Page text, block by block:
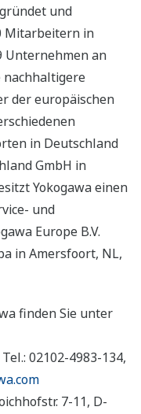
und
Mitarbeitern in
Unternehmen an
nachhaltigere
der europäischen
in Deutschland
GmbH in
Yokogawa einen
und
Europe B.V.
in Amersfoort, NL,
finden Sie unter
02102-4983-134,
7-11, D-